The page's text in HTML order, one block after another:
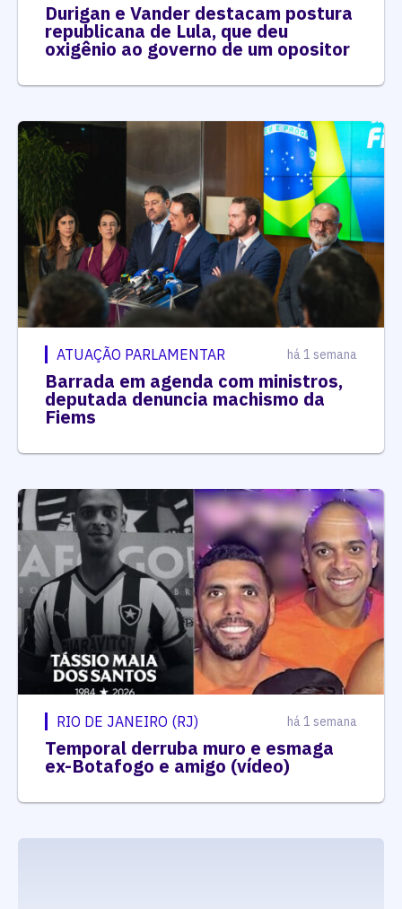
Durigan e Vander destacam postura
republicana de Lula, que deu
oxigênio ao governo de um opositor
ATUAÇÃO PARLAMENTAR há 1 semana
Barrada em agenda com ministros,
deputada denuncia machismo da
Fiems
RIO DE JANEIRO (RJ) há 1 semana
Temporal derruba muro e esmaga
ex-Botafogo e amigo (vídeo)